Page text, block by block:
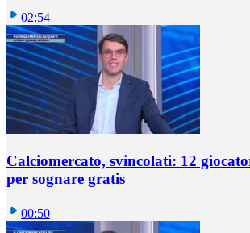
02:54
Calciomercato, svincolati: 12
per sognare gratis
00:50